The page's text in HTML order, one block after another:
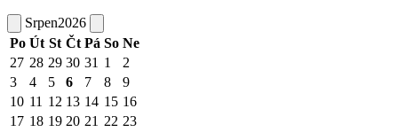
Srpen2026
Po Út St Čt Pá So Ne
27 28 29 30 31 1
2
3
4 5 6 7 8
9
10 11 12 13 14 15 16
17 18 19 20 21 22 23